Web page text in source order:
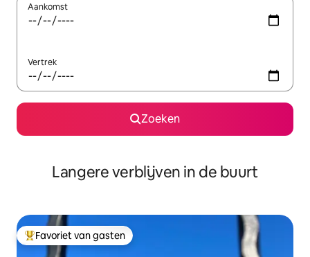
Aankomst
Vertrek
Zoeken
Langere verblijven in de buurt
Topfavoriet van gasten
Favoriet van gasten